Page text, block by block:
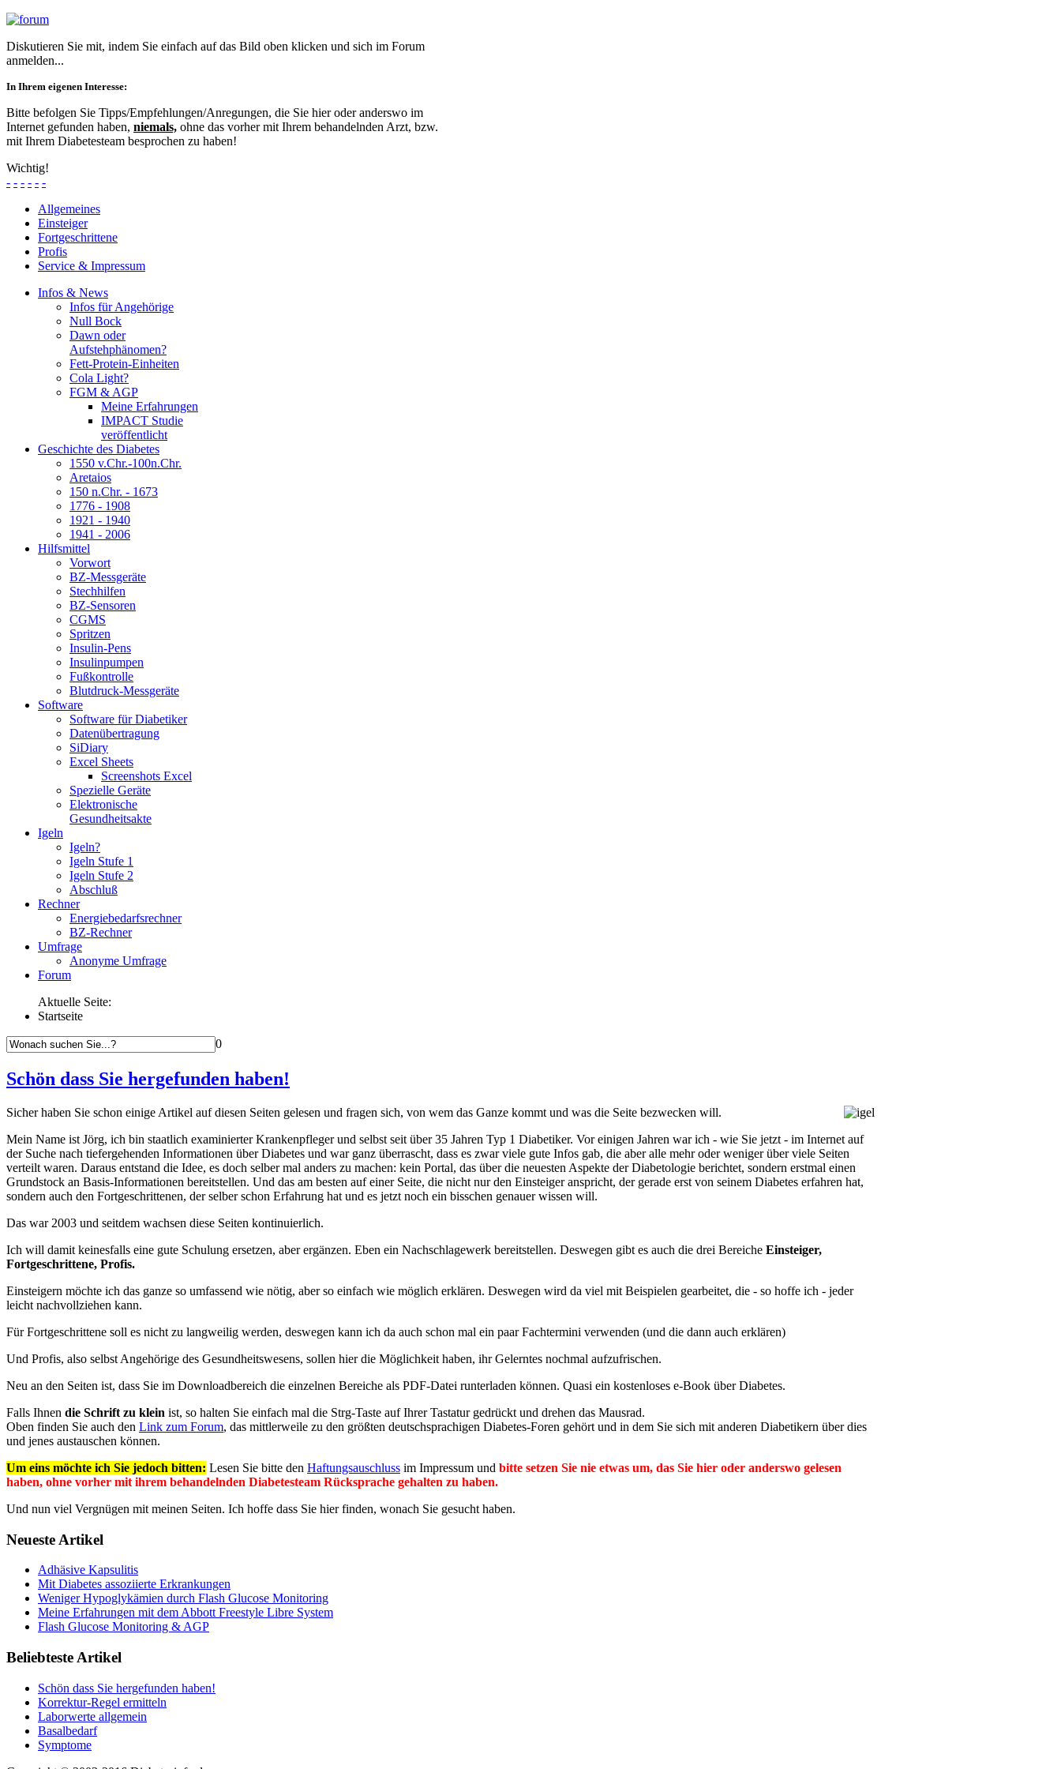
Diskutieren Sie mit, indem Sie einfach auf das Bild oben klicken und sich im Forum
anmelden...
In Ihrem eigenen Interesse:
Bitte befolgen Sie Tipps/Empfehlungen/Anregungen, die Sie hier oder anderswo im
Internet gefunden haben, niemals, ohne das vorher mit Ihrem behandelnden Arzt, bzw.
mit Ihrem Diabetesteam besprochen zu haben!
Wichtig!
- - - - - -
Allgemeines
Einsteiger
Fortgeschrittene
Profis
Service & Impressum
Infos & News
Infos für Angehörige
Null Bock
Dawn oder
Aufstehphänomen?
Fett-Protein-Einheiten
Cola Light?
FGM & AGP
Meine Erfahrungen
IMPACT Studie
veröffentlicht
Geschichte des Diabetes
1550 v.Chr.-100n.Chr.
Aretaios
150 n.Chr. - 1673
1776 - 1908
1921 - 1940
1941 - 2006
Hilfsmittel
Vorwort
BZ-Messgeräte
Stechhilfen
BZ-Sensoren
CGMS
Spritzen
Insulin-Pens
Insulinpumpen
Fußkontrolle
Blutdruck-Messgeräte
Software
Software für Diabetiker
Datenübertragung
SiDiary
Excel Sheets
Screenshots Excel
Spezielle Geräte
Elektronische
Gesundheitsakte
Igeln
Igeln?
Igeln Stufe 1
Igeln Stufe 2
Abschluß
Rechner
Energiebedarfsrechner
BZ-Rechner
Umfrage
Anonyme Umfrage
Forum
Aktuelle Seite:
Startseite
0
Schön dass Sie hergefunden haben!
Sicher haben Sie schon einige Artikel auf diesen Seiten gelesen und fragen sich, von wem das Ganze kommt und was die Seite bezwecken will.
Mein Name ist Jörg, ich bin staatlich examinierter Krankenpfleger und selbst seit über 35 Jahren Typ 1 Diabetiker. Vor einigen Jahren war ich - wie Sie jetzt - im Internet auf
der Suche nach tiefergehenden Informationen über Diabetes und war ganz überrascht, dass es zwar viele gute Infos gab, die aber alle mehr oder weniger über viele Seiten
verteilt waren. Daraus entstand die Idee, es doch selber mal anders zu machen: kein Portal, das über die neuesten Aspekte der Diabetologie berichtet, sondern erstmal einen
Grundstock an Basis-Informationen bereitstellen. Und das am besten auf einer Seite, die nicht nur den Einsteiger anspricht, der gerade erst von seinem Diabetes erfahren hat,
sondern auch den Fortgeschrittenen, der selber schon Erfahrung hat und es jetzt noch ein bisschen genauer wissen will.
Das war 2003 und seitdem wachsen diese Seiten kontinuierlich.
Ich will damit keinesfalls eine gute Schulung ersetzen, aber ergänzen. Eben ein Nachschlagewerk bereitstellen. Deswegen gibt es auch die drei Bereiche Einsteiger,
Fortgeschrittene, Profis.
Einsteigern möchte ich das ganze so umfassend wie nötig, aber so einfach wie möglich erklären. Deswegen wird da viel mit Beispielen gearbeitet, die - so hoffe ich - jeder
leicht nachvollziehen kann.
Für Fortgeschrittene soll es nicht zu langweilig werden, deswegen kann ich da auch schon mal ein paar Fachtermini verwenden (und die dann auch erklären)
Und Profis, also selbst Angehörige des Gesundheitswesens, sollen hier die Möglichkeit haben, ihr Gelerntes nochmal aufzufrischen.
Neu an den Seiten ist, dass Sie im Downloadbereich die einzelnen Bereiche als PDF-Datei runterladen können. Quasi ein kostenloses e-Book über Diabetes.
Falls Ihnen die Schrift zu klein ist, so halten Sie einfach mal die Strg-Taste auf Ihrer Tastatur gedrückt und drehen das Mausrad.
Oben finden Sie auch den Link zum Forum, das mittlerweile zu den größten deutschsprachigen Diabetes-Foren gehört und in dem Sie sich mit anderen Diabetikern über dies
und jenes austauschen können.
Um eins möchte ich Sie jedoch bitten: Lesen Sie bitte den Haftungsauschluss im Impressum und bitte setzen Sie nie etwas um, das Sie hier oder anderswo gelesen
haben, ohne vorher mit ihrem behandelnden Diabetesteam Rücksprache gehalten zu haben.
Und nun viel Vergnügen mit meinen Seiten. Ich hoffe dass Sie hier finden, wonach Sie gesucht haben.
Neueste Artikel
Adhäsive Kapsulitis
Mit Diabetes assoziierte Erkrankungen
Weniger Hypoglykämien durch Flash Glucose Monitoring
Meine Erfahrungen mit dem Abbott Freestyle Libre System
Flash Glucose Monitoring & AGP
Beliebteste Artikel
Schön dass Sie hergefunden haben!
Korrektur-Regel ermitteln
Laborwerte allgemein
Basalbedarf
Symptome